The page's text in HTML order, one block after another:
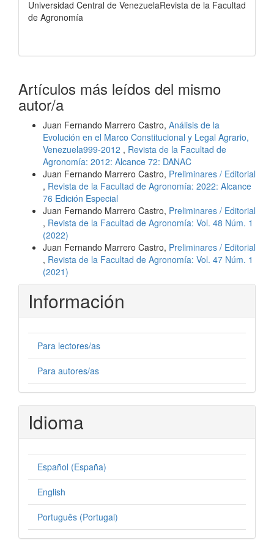
Universidad Central de VenezuelaRevista de la Facultad
de Agronomía
Artículos más leídos del mismo
autor/a
Juan Fernando Marrero Castro, Análisis de la
Evolución en el Marco Constitucional y Legal Agrario,
Venezuela999-2012 , Revista de la Facultad de
Agronomía: 2012: Alcance 72: DANAC
Juan Fernando Marrero Castro, Preliminares / Editorial
, Revista de la Facultad de Agronomía: 2022: Alcance
76 Edición Especial
Juan Fernando Marrero Castro, Preliminares / Editorial
, Revista de la Facultad de Agronomía: Vol. 48 Núm. 1
(2022)
Juan Fernando Marrero Castro, Preliminares / Editorial
, Revista de la Facultad de Agronomía: Vol. 47 Núm. 1
(2021)
Información
Para lectores/as
Para autores/as
Idioma
Español (España)
English
Português (Portugal)